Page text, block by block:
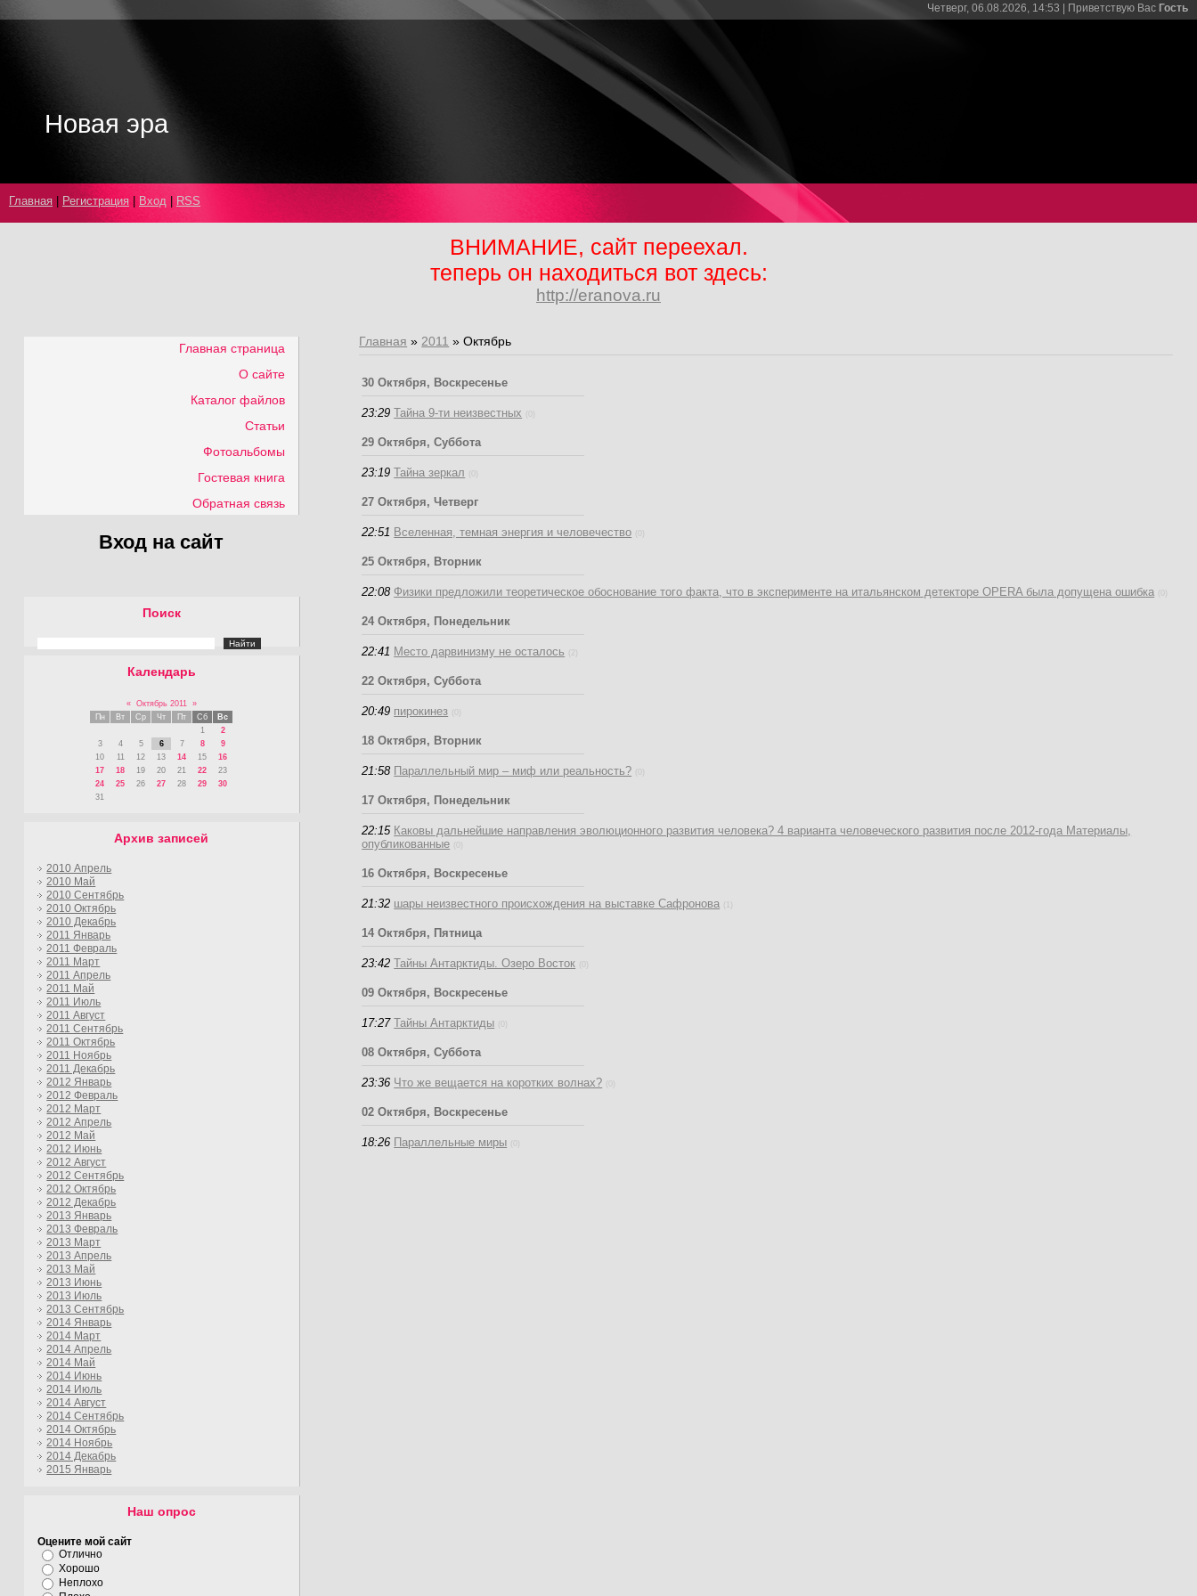
Четверг, 06.08.2026, 14:53 | Приветствую Вас Гость
Новая эра
Главная Регистрация Вход RSS
ВНИМАНИЕ, сайт переехал.
теперь он находиться вот здесь:
http://eranova.ru
Главная страница
О сайте
Каталог файлов
Статьи
Фотоальбомы
Гостевая книга
Обратная связь
Вход на сайт
Поиск
Календарь
« Октябрь 2011
»
Пн
Вт Ср Чт Пт Сб
Вс
1
2
3
4 5 6 7 8
9
10
11 12 13 14 15
16
17
18 19 20 21 22
23
24
25 26 27 28 29
30
31
Архив записей
2010 Апрель
2010 Май
2010 Сентябрь
2010 Октябрь
2010 Декабрь
2011 Январь
2011 Февраль
2011 Март
2011 Апрель
2011 Май
2011 Июль
2011 Август
2011 Сентябрь
2011 Октябрь
2011 Ноябрь
2011 Декабрь
2012 Январь
2012 Февраль
2012 Март
2012 Апрель
2012 Май
2012 Июнь
2012 Август
2012 Сентябрь
2012 Октябрь
2012 Декабрь
2013 Январь
2013 Февраль
2013 Март
2013 Апрель
2013 Май
2013 Июнь
2013 Июль
2013 Сентябрь
2014 Январь
2014 Март
2014 Апрель
2014 Май
2014 Июнь
2014 Июль
2014 Август
2014 Сентябрь
2014 Октябрь
2014 Ноябрь
2014 Декабрь
2015 Январь
Наш опрос
Оцените мой сайт
Отлично
Хорошо
Неплохо
Главная » 2011 » Октябрь
30 Октября, Воскресенье
23:29 Тайна 9-ти неизвестных
29 Октября, Суббота
23:19 Тайна зеркал
27 Октября, Четверг
22:51 Вселенная, темная энергия и человечество
25 Октября, Вторник
22:08 Физики предложили теоретическое обоснование того факта, что в эксперименте на итальянском детекторе OPERA была допущена ошибка
24 Октября, Понедельник
22:41 Место дарвинизму не осталось (2)
22 Октября, Суббота
20:49 пирокинез
18 Октября, Вторник
21:58 Параллельный мир – миф или реальность?
17 Октября, Понедельник
22:15 Каковы дальнейшие направления эволюционного развития человека? 4 варианта человеческого развития после 2012-года Материалы,
опубликованные
16 Октября, Воскресенье
21:32 шары неизвестного происхождения на выставке Сафронова
14 Октября, Пятница
23:42 Тайны Антарктиды. Озеро Восток
09 Октября, Воскресенье
17:27 Тайны Антарктиды
08 Октября, Суббота
23:36 Что же вещается на коротких волнах?
02 Октября, Воскресенье
18:26 Параллельные миры